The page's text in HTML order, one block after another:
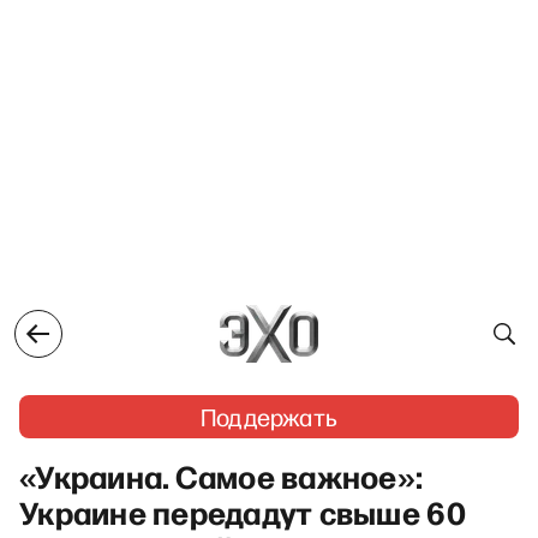
Поддержать
«Украина. Самое важное»:
Украине передадут свыше 60